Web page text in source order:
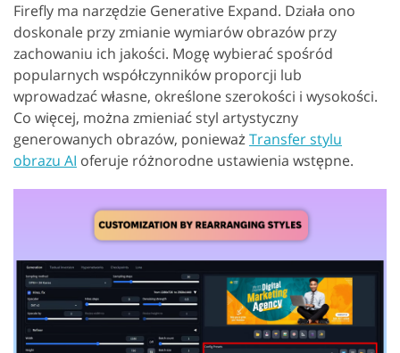
Firefly ma narzędzie Generative Expand. Działa ono
doskonale przy zmianie wymiarów obrazów przy
zachowaniu ich jakości. Mogę wybierać spośród
popularnych współczynników proporcji lub
wprowadzać własne, określone szerokości i wysokości.
Co więcej, można zmieniać styl artystyczny
generowanych obrazów, ponieważTransfer stylu
obrazu AI oferuje różnorodne ustawienia wstępne.